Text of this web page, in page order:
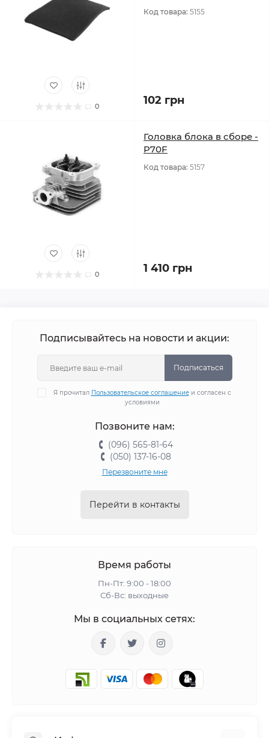
0
Код товара: 5155
102 грн
0
Головка блока в сборе -
P70F
Код товара: 5157
1 410 грн
Подписывайтесь на новости и акции:
Подписаться
Я прочитал Пользовательское соглашениеи согласен с
условиями
Позвоните нам:
(096) 565-81-64
(050) 137-16-08
Перезвоните мне
Перейти в контакты
Время работы
Пн-Пт: 9:00 - 18:00
Сб-Вс: выходные
Мы в социальных сетях: